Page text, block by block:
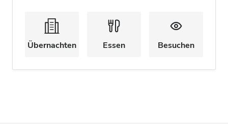
Übernachten Essen Besuchen